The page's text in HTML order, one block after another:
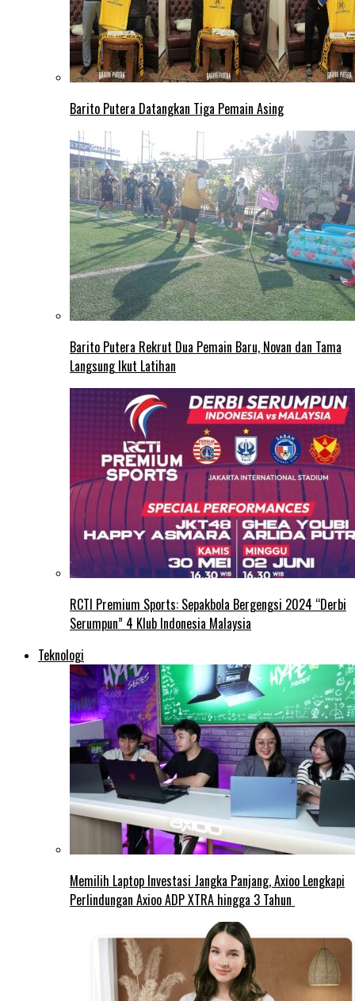
Barito Putera Datangkan Tiga Pemain Asing
Barito Putera Rekrut Dua Pemain Baru, Novan dan Tama
Langsung Ikut Latihan
RCTI Premium Sports: Sepakbola Bergengsi 2024 “Derbi
Serumpun” 4 Klub Indonesia Malaysia
Teknologi
Memilih Laptop Investasi Jangka Panjang, Axioo Lengkapi
Perlindungan Axioo ADP XTRA hingga 3 Tahun